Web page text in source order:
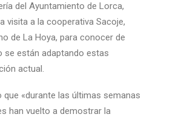
del Ayuntamiento de Lorca,
visita a la cooperativa Sacoje,
de La Hoya, para conocer de
se están adaptando estas
actual.
que «durante las últimas semanas
han vuelto a demostrar la